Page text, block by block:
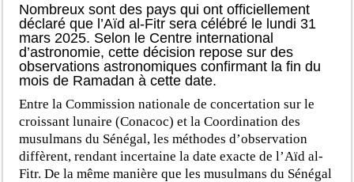
Nombreux sont des pays qui ont officiellement
déclaré que l’Aïd al-Fitr sera célébré le lundi 31
mars 2025. Selon le Centre international
d’astronomie, cette décision repose sur des
observations astronomiques confirmant la fin du
mois de Ramadan à cette date.
Entre la Commission nationale de concertation sur le
croissant lunaire (Conacoc) et la Coordination des
musulmans du Sénégal, les méthodes d’observation
diffèrent, rendant incertaine la date exacte de l’Aïd al-
Fitr. De la même manière que les musulmans du Sénégal